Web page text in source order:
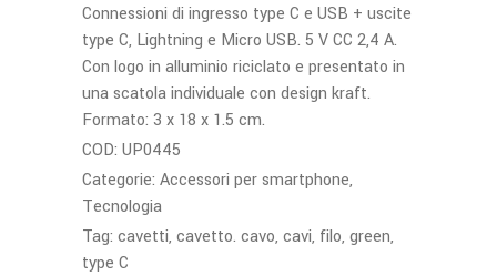
Connessioni di ingresso type C e USB + uscite
type C, Lightning e Micro USB. 5 V CC 2,4 A.
Con logo in alluminio riciclato e presentato in
una scatola individuale con design kraft.
Formato: 3 x 18 x 1.5 cm.
COD: UP0445
Categorie: Accessori per smartphone,
Tecnologia
Tag: cavetti, cavetto. cavo, cavi, filo, green,
type C